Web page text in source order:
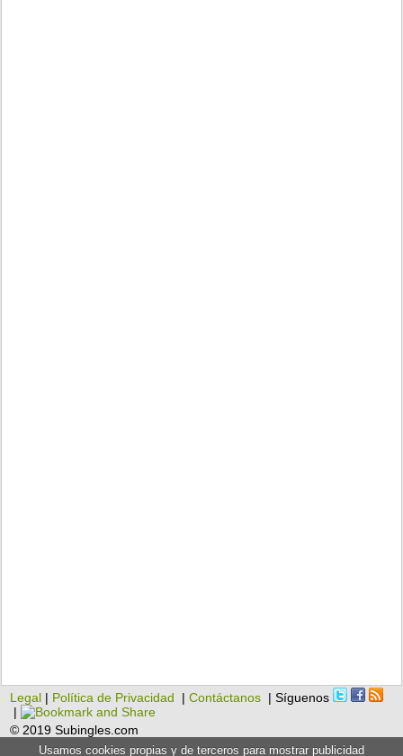
Legal | Política de Privacidad |Contáctanos | Síguenos
|
© 2019 Subingles.com
Usamos cookies propias y de terceros para mostrar publicidad